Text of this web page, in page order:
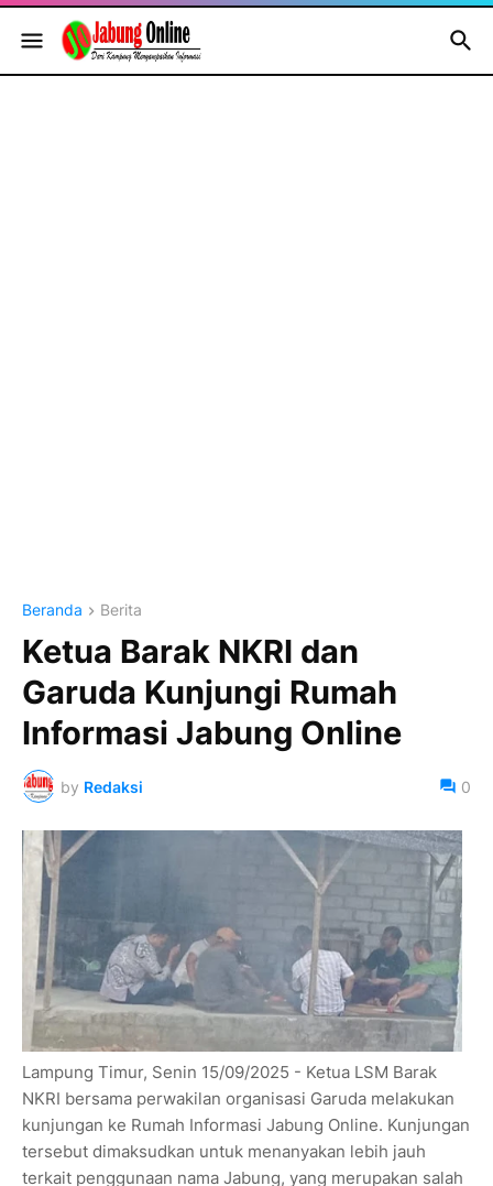
Beranda Berita
Ketua Barak NKRI dan
Garuda Kunjungi Rumah
Informasi Jabung Online
by Redaksi 0
Lampung Timur, Senin 15/09/2025 - Ketua LSM Barak
NKRI bersama perwakilan organisasi Garuda melakukan
kunjungan ke Rumah Informasi Jabung Online. Kunjungan
tersebut dimaksudkan untuk menanyakan lebih jauh
terkait penggunaan nama Jabung, yang merupakan salah